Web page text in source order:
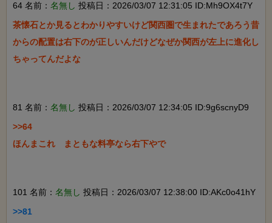
64 名前： 名無し 投稿日：2026/03/07 12:31:05 ID:Mh9OX4t7Y
茶懐石とか見るとわかりやすいけど関西圏で生まれたであろう昔
からの配置は右下のが正しいんだけどなぜか関西が左上に進化し
ちゃってんだよな
81 名前： 名無し 投稿日：2026/03/07 12:34:05 ID:9g6scnyD9
>>64
ほんまこれ　まともな料亭なら右下やで
101 名前： 名無し 投稿日：2026/03/07 12:38:00 ID:AKc0o41hY
>>81